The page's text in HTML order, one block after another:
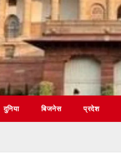
दुनिया बिजनेस प्रदेश